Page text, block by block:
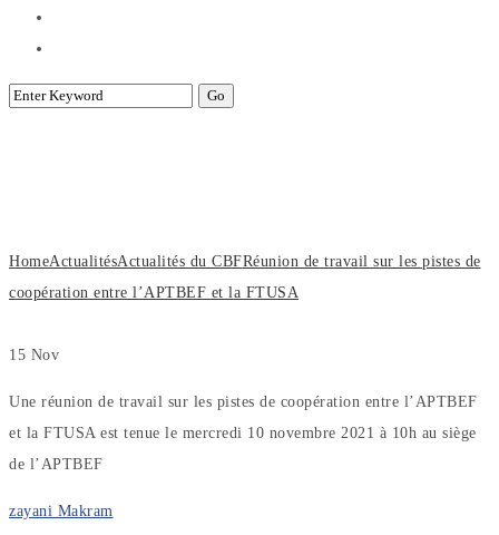
HomeActualitésActualités du CBFRéunion de travail sur les pistes de
coopération entre l’APTBEF et la FTUSA
15 Nov
Une réunion de travail sur les pistes de coopération entre l’APTBEF
et la FTUSA est tenue le mercredi 10 novembre 2021 à 10h au siège
de l’APTBEF
zayani Makram